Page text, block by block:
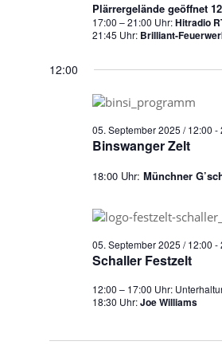
Plärrergelände geöffnet
17:00 – 21:00 Uhr:Hitradio
21:45 Uhr: Brilliant-
12:00
Binswanger Zelt
05. September 2025 / 12:00 -
18:00 Uhr: Münchner
Schaller Festzelt
05. September 2025 / 12:00 -
12:00 – 17:00 Uhr:
18:30 Uhr:Joe Williams